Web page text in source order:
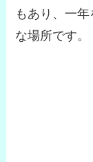
もあり、一
な場所です。